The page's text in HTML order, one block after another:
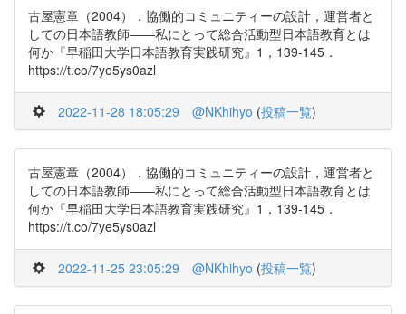
古屋憲章（2004）．協働的コミュニティーの設計，運営者と
しての日本語教師――私にとって総合活動型日本語教育とは
何か『早稲田大学日本語教育実践研究』1，139-145．
https://t.co/7ye5ys0azl
2022-11-28 18:05:29 @NKhihyo (投稿一覧)
古屋憲章（2004）．協働的コミュニティーの設計，運営者と
しての日本語教師――私にとって総合活動型日本語教育とは
何か『早稲田大学日本語教育実践研究』1，139-145．
https://t.co/7ye5ys0azl
2022-11-25 23:05:29 @NKhihyo (投稿一覧)